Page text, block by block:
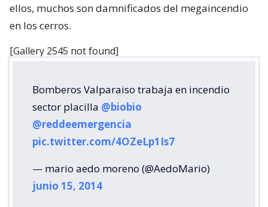
ellos, muchos son damnificados del megaincendio
en los cerros.
[Gallery 2545 not found]
Bomberos Valparaiso trabaja en incendio
sector placilla @biobio
@reddeemergencia
pic.twitter.com/4OZeLp1Is7
— mario aedo moreno (@AedoMario)
junio 15, 2014